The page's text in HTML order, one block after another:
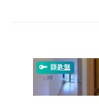
鎖匙盤